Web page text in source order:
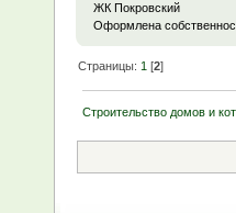
ЖК Покровский
Оформлена
Страницы: 1 [2]
Строительство домов и